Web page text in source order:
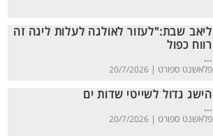
ליאב שבת:"לעזור לאולגה לעלות ליגה זה
רווח כפול
...
פלאשנט ספורט | 20/7/2026
הישג גדול לשייטי שדות ים
...
פלאשנט ספורט | 20/7/2026